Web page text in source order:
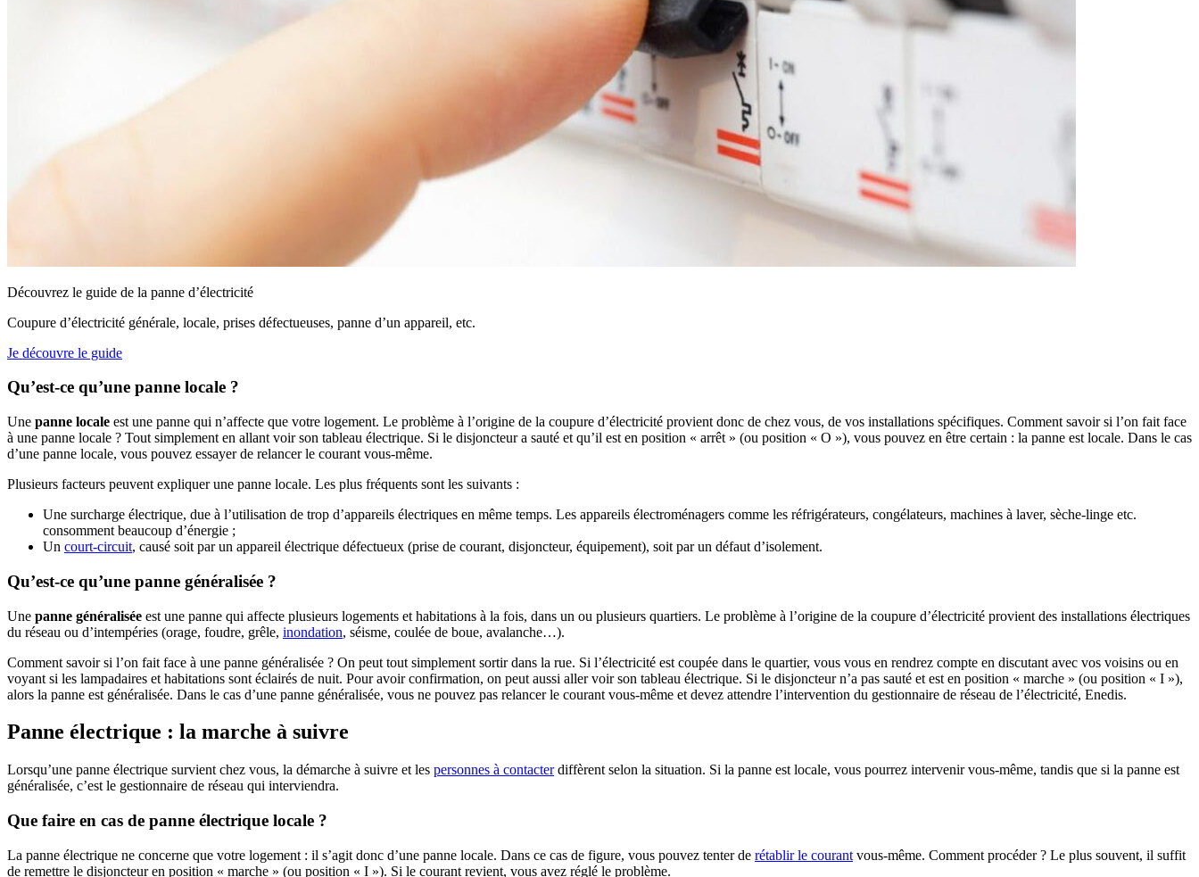
Découvrez le guide de la panne d’électricité
Coupure d’électricité générale, locale, prises défectueuses, panne d’un appareil, etc.
Je découvre le guide
Qu’est-ce qu’une panne locale ?
Une panne locale est une panne qui n’affecte que votre logement. Le problème à l’origine de la coupure d’électricité provient donc de chez vous, de vos installations spécifiques. Comment savoir si l’on fait face
à une panne locale ? Tout simplement en allant voir son tableau électrique. Si le disjoncteur a sauté et qu’il est en position « arrêt » (ou position « O »), vous pouvez en être certain : la panne est locale. Dans le cas
d’une panne locale, vous pouvez essayer de relancer le courant vous-même.
Plusieurs facteurs peuvent expliquer une panne locale. Les plus fréquents sont les suivants :
Une surcharge électrique, due à l’utilisation de trop d’appareils électriques en même temps. Les appareils électroménagers comme les réfrigérateurs, congélateurs, machines à laver, sèche-linge etc.
consomment beaucoup d’énergie ;
Un court-circuit, causé soit par un appareil électrique défectueux (prise de courant, disjoncteur, équipement), soit par un défaut d’isolement.
Qu’est-ce qu’une panne généralisée ?
Une panne généralisée est une panne qui affecte plusieurs logements et habitations à la fois, dans un ou plusieurs quartiers. Le problème à l’origine de la coupure d’électricité provient des installations électriques
du réseau ou d’intempéries (orage, foudre, grêle, inondation, séisme, coulée de boue, avalanche…).
Comment savoir si l’on fait face à une panne généralisée ? On peut tout simplement sortir dans la rue. Si l’électricité est coupée dans le quartier, vous vous en rendrez compte en discutant avec vos voisins ou en
voyant si les lampadaires et habitations sont éclairés de nuit. Pour avoir confirmation, on peut aussi aller voir son tableau électrique. Si le disjoncteur n’a pas sauté et est en position « marche » (ou position « I »),
alors la panne est généralisée. Dans le cas d’une panne généralisée, vous ne pouvez pas relancer le courant vous-même et devez attendre l’intervention du gestionnaire de réseau de l’électricité, Enedis.
Panne électrique : la marche à suivre
Lorsqu’une panne électrique survient chez vous, la démarche à suivre et les personnes à contacterdiffèrent selon la situation. Si la panne est locale, vous pourrez intervenir vous-même, tandis que si la panne est
généralisée, c’est le gestionnaire de réseau qui interviendra.
Que faire en cas de panne électrique locale ?
La panne électrique ne concerne que votre logement : il s’agit donc d’une panne locale. Dans ce cas de figure, vous pouvez tenter de rétablir le courant vous-même. Comment procéder ? Le plus souvent, il suffit
de remettre le disjoncteur en position « marche » (ou position « I »). Si le courant revient, vous avez réglé le problème.